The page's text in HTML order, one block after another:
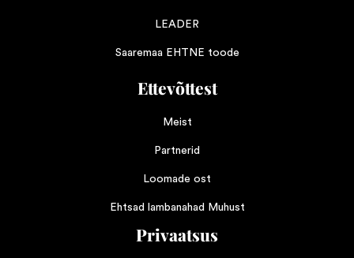
LEADER
Saaremaa EHTNE toode
Ettevõttest
Meist
Partnerid
Loomade ost
Ehtsad lambanahad Muhust
Privaatsus